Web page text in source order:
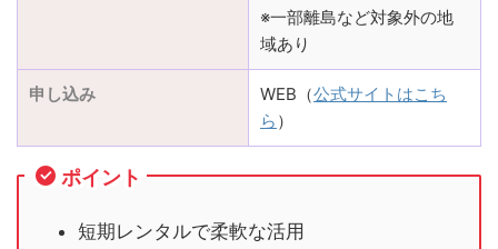
※一部離島など対象外の地
域あり
申し込み WEB（公式サイトはこち
ら ）
ポイント
短期レンタルで柔軟な活用